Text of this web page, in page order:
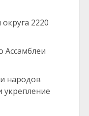
2220
Ассамблеи
народов
укрепление